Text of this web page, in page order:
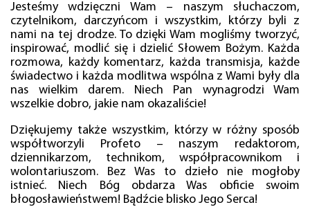
Jesteśmy wdzięczni Wam – naszym słuchaczom,
czytelnikom, darczyńcom i wszystkim, którzy byli z
nami na tej drodze. To dzięki Wam mogliśmy tworzyć,
inspirować, modlić się i dzielić Słowem Bożym. Każda
rozmowa, każdy komentarz, każda transmisja, każde
świadectwo i każda modlitwa wspólna z Wami były dla
nas wielkim darem. Niech Pan wynagrodzi Wam
wszelkie dobro, jakie nam okazaliście!
Dziękujemy także wszystkim, którzy w różny sposób
współtworzyli Profeto – naszym redaktorom,
dziennikarzom, technikom, współpracownikom i
wolontariuszom. Bez Was to dzieło nie mogłoby
istnieć. Niech Bóg obdarza Was obficie swoim
błogosławieństwem! Bądźcie blisko Jego Serca!